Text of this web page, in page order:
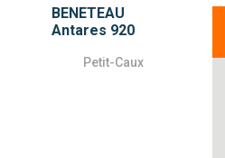
BENETEAU
Antares 920
Petit-Caux